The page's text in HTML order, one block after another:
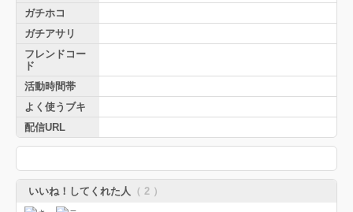
ガチホコ
ガチアサリ
フレンドコー
ド
活動時間帯
よく使うブキ
配信URL
いいね！してくれた人 （ 2 ）